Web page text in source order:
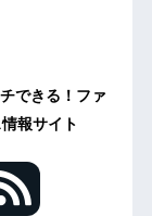
できる！ファ
報サイト